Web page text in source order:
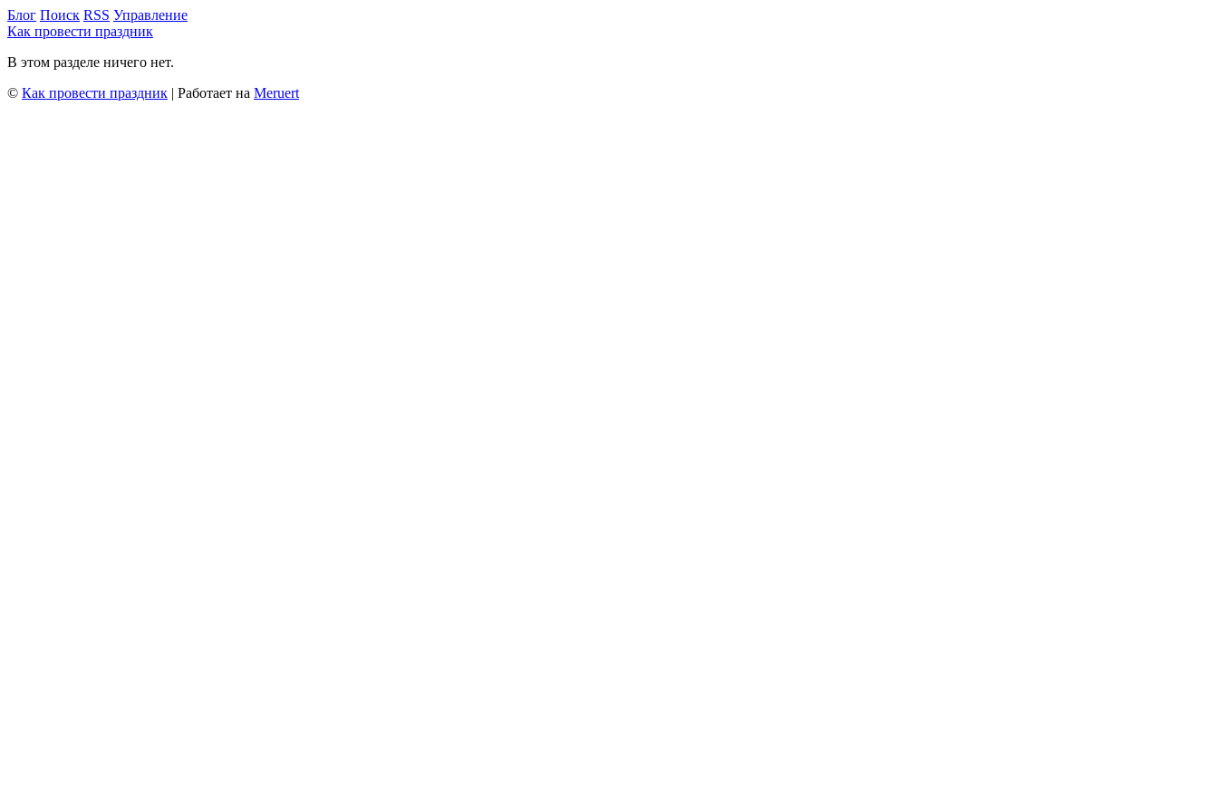
Блог Поиск RSS Управление
Как провести праздник
В этом разделе ничего нет.
© Как провести праздник | Работает на Meruert